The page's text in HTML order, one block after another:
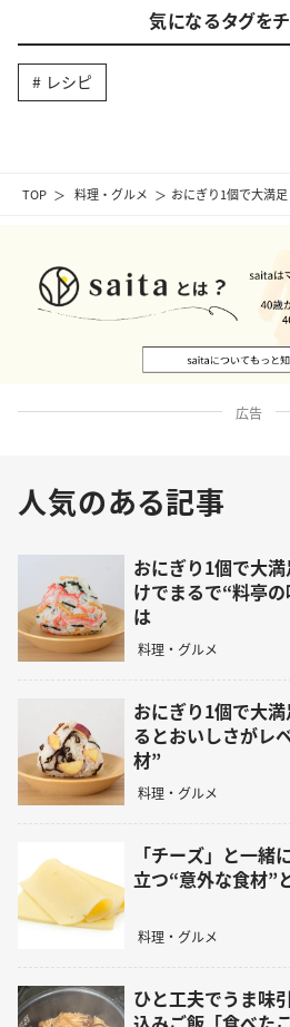
TOP 料理・グルメ おにぎり1個で大満
気になるタグをチ
レシピ
広告
人気のある記事
おにぎり1個で大
けでまるで“料亭
は
料理・グルメ
おにぎり1個で大
るとおいしさがレ
材”
料理・グルメ
「チーズ」と一緒
立つ“意外な食材”
料理・グルメ
ひと工夫でうま味